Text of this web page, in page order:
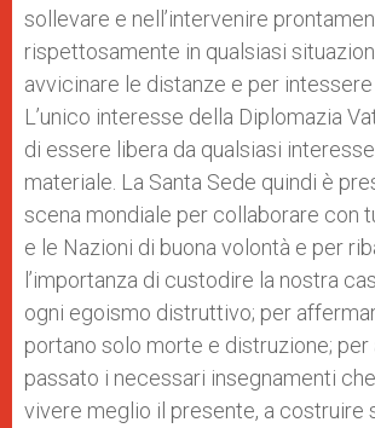
sollevare e nell’intervenire
rispettosamente in qualsiasi
avvicinare le distanze e per intessere
L’unico interesse della Diplomazia
di essere libera da qualsiasi
materiale. La Santa Sede quindi è
scena mondiale per collaborare con
e le Nazioni di buona volontà e per
l’importanza di custodire la nostra
ogni egoismo distruttivo; per
portano solo morte e distruzione; per
passato i necessari insegnamenti
vivere meglio il presente, a costruire